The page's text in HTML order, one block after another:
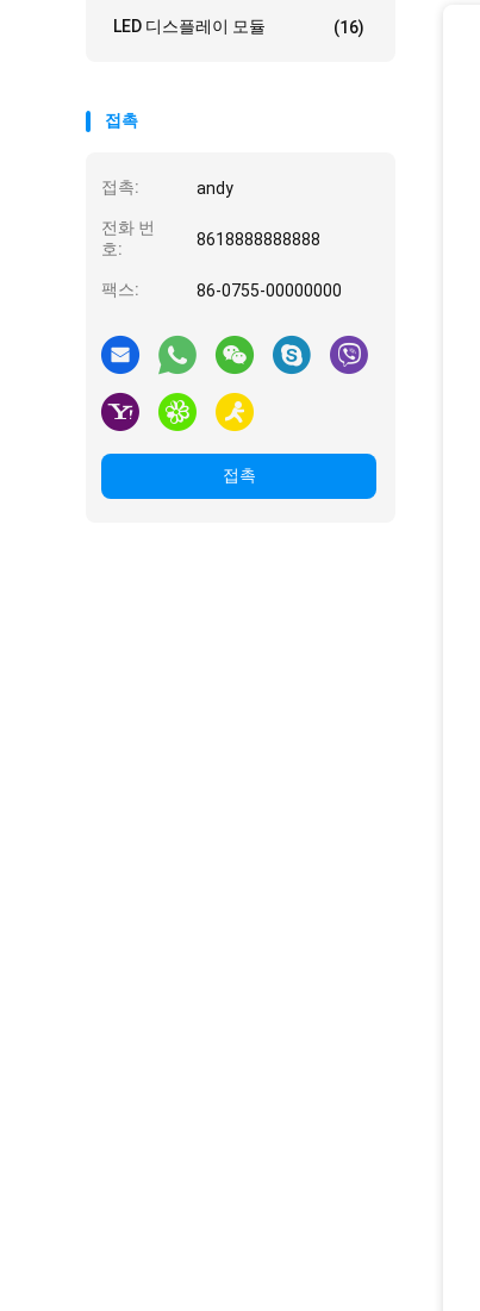
LED 디스플레이 모듈 (16)
접촉
접촉: andy
전화 번
호:
8618888888888
팩스: 86-0755-00000000
접촉